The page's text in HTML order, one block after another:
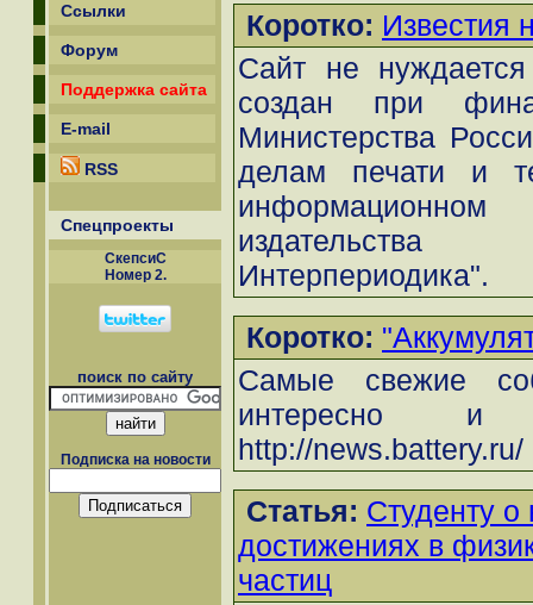
Ссылки
Форум
Поддержка сайта
E-mail
RSS
Спецпроекты
СкепсиС
Номер 2.
поиск по сайту
Подписка на новости
Коротко: Известия
Сайт не
создан при
Министерства
делам печати и
Интерпериодика".
Коротко:
Самые свежие
интересно и
http://news.battery.ru/
Статья: Студенту
достижениях в
частиц